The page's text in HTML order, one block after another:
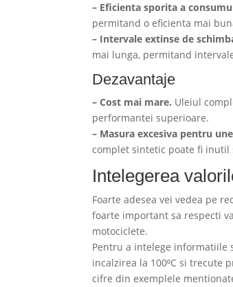
– Eficienta sporita a
permitand o eficienta mai
– Intervale extinse de
mai lunga, permitand
Dezavantaje
– Cost mai mare. Uleiul
performantei superioare.
– Masura excesiva pentru
complet sintetic poate fi inutil
Intelegerea
Foarte adesea vei vedea pe
foarte important sa respecti
motociclete.
Pentru a intelege informatiile
incalzirea la 100⁰C si trecute
cifre din exemplele